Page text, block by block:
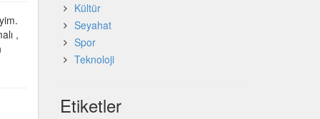
,
Kültür
Seyahat
Spor
Teknoloji
Etiketler